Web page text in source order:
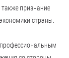
признание
страны.